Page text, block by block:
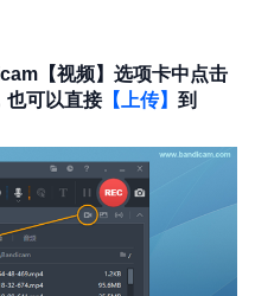
【视频】选项卡中点击
也可以直接【上传】 到